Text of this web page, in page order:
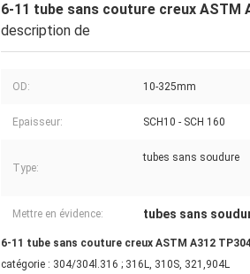
6-11 tube sans couture creux ASTM
description de
OD: 10-325mm
Epaisseur: SCH10 - SCH 160
Type:
tubes sans soudure
Mettre en évidence: tubes sans
6-11 tube sans couture creux ASTM A312
catégorie : 304/304l.316 ; 316L, 310S, 321,904L